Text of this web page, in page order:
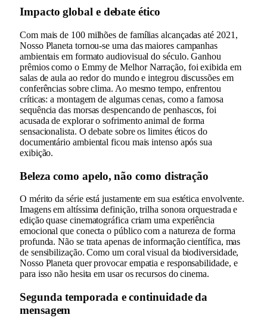
Impacto global e debate ético
Com mais de 100 milhões de famílias alcançadas até 2021,
Nosso Planeta tornou-se uma das maiores campanhas
ambientais em formato audiovisual do século. Ganhou
prêmios como o Emmy de Melhor Narração, foi exibida em
salas de aula ao redor do mundo e integrou discussões em
conferências sobre clima. Ao mesmo tempo, enfrentou
críticas: a montagem de algumas cenas, como a famosa
sequência das morsas despencando de penhascos, foi
acusada de explorar o sofrimento animal de forma
sensacionalista. O debate sobre os limites éticos do
documentário ambiental ficou mais intenso após sua
exibição.
Beleza como apelo, não como distração
O mérito da série está justamente em sua estética envolvente.
Imagens em altíssima definição, trilha sonora orquestrada e
edição quase cinematográfica criam uma experiência
emocional que conecta o público com a natureza de forma
profunda. Não se trata apenas de informação científica, mas
de sensibilização. Como um coral visual da biodiversidade,
Nosso Planeta quer provocar empatia e responsabilidade, e
para isso não hesita em usar os recursos do cinema.
Segunda temporada e continuidade da
mensagem